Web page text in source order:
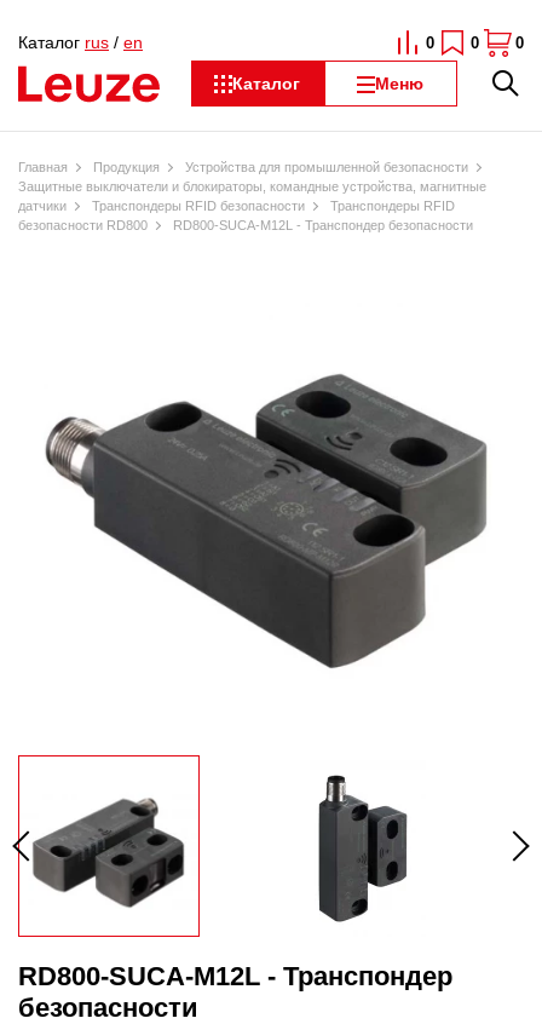
Каталог Меню
Каталог rus / en 0 0 0
Главная Продукция
Устройства для промышленной безопасности
Защитные выключатели и блокираторы, командные устройства, магнитные
датчики
Транспондеры RFID безопасности
Транспондеры RFID
безопасности RD800
RD800-SUCA-M12L - Транспондер безопасности
RD800-SUCA-M12L - Транспондер
безопасности